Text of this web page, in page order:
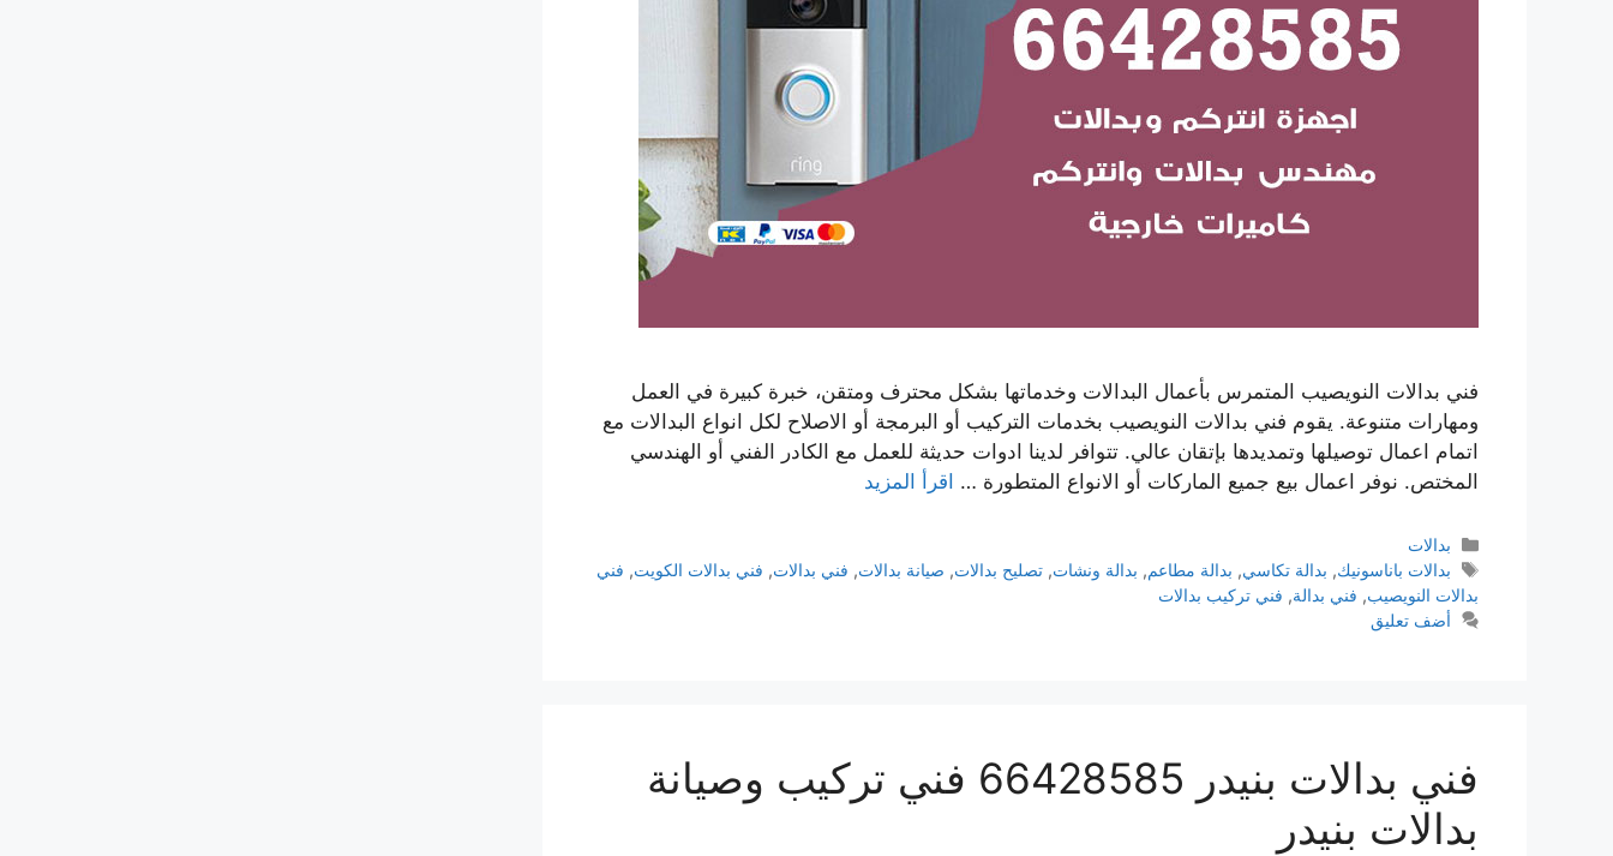
فني بدالات النويصيب المتمرس بأعمال البدالات وخدماتها بشكل محترف ومتقن، خبرة كبيرة في العمل
ومهارات متنوعة. يقوم فني بدالات النويصيب بخدمات التركيب أو البرمجة أو الاصلاح لكل انواع البدالات مع
اتمام اعمال توصيلها وتمديدها بإتقان عالي. تتوافر لدينا ادوات حديثة للعمل مع الكادر الفني أو الهندسي
المختص. نوفر اعمال بيع جميع الماركات أو الانواع المتطورة … اقرأ المزيد
بدالات
بدالات باناسونيك, بدالة تكاسي, بدالة مطاعم, بدالة ونشات,تصليح بدالات, صيانة بدالات, فني بدالات, فني بدالات الكويت, فني
بدالات النويصيب, فني بدالة, فني تركيب بدالات
أضف تعليق
فني بدالات بنيدر 66428585 فني تركيب وصيانة
بدالات بنيدر